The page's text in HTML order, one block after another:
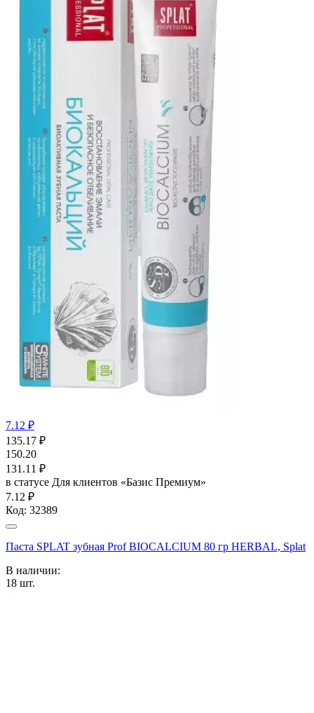
7.12 ₽
135.17 ₽
150.20
131.11 ₽
в статусе Для клиентов «Базис Премиум»
7.12 ₽
Код: 32389
Паста SPLAT зубная Prof BIOCALCIUM 80 гр HERBAL, Splat
В наличии:
18 шт.